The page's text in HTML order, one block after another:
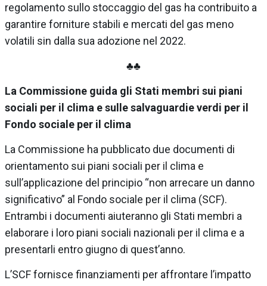
regolamento sullo stoccaggio del gas ha contribuito a
garantire forniture stabili e mercati del gas meno
volatili sin dalla sua adozione nel 2022.
♣♣
La Commissione guida gli Stati membri sui piani
sociali per il clima e sulle salvaguardie verdi per il
Fondo sociale per il clima
La Commissione ha pubblicato due documenti di
orientamento sui piani sociali per il clima e
sull’applicazione del principio “non arrecare un danno
significativo” al Fondo sociale per il clima (SCF).
Entrambi i documenti aiuteranno gli Stati membri a
elaborare i loro piani sociali nazionali per il clima e a
presentarli entro giugno di quest’anno.
L’SCF fornisce finanziamenti per affrontare l’impatto